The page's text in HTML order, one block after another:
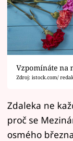
Horoskopy
Sledujte
Filmový
Pořady
Mámy sobě
Přihlášení
Vzpomínáte na
Zdroj: istock.com/
Zdaleka ne
proč se
osmého